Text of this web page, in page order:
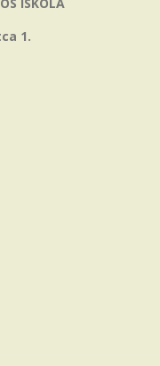
1.